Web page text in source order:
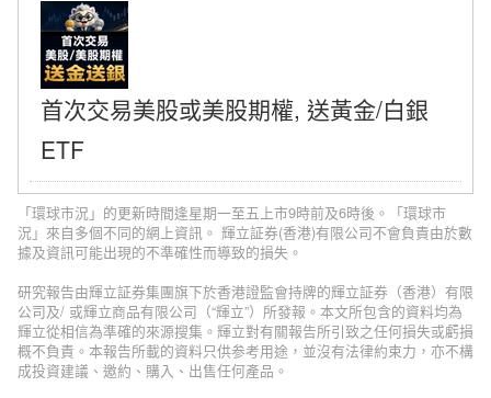
首次交易美股或美股期權, 送黃金/白銀
ETF
「環球市況」的更新時間逢星期一至五上市9時前及6時後。「環球市
況」來自多個不同的網上資訊。 輝立証券(香港)有限公司不會負責由於數
據及資訊可能出現的不準確性而導致的損失。
研究報告由輝立証券集團旗下於香港證監會持牌的輝立証券（香港）有限
公司及/ 或輝立商品有限公司（“輝立”）所發報。本文所包含的資料均為
輝立從相信為準確的來源搜集。輝立對有關報告所引致之任何損失或虧損
概不負責。本報告所載的資料只供参考用途，並沒有法律約束力，亦不構
成投資建議、邀約、購入、出售任何產品。